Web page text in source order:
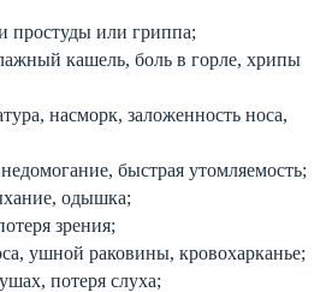
простуды или гриппа;
кашель, боль в горле, хрипы
насморк, заложенность носа,
быстрая утомляемость;
одышка;
зрения;
ушной раковины, кровохарканье;
потеря слуха;